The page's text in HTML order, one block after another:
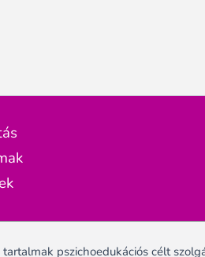
pszichoedukációs célt